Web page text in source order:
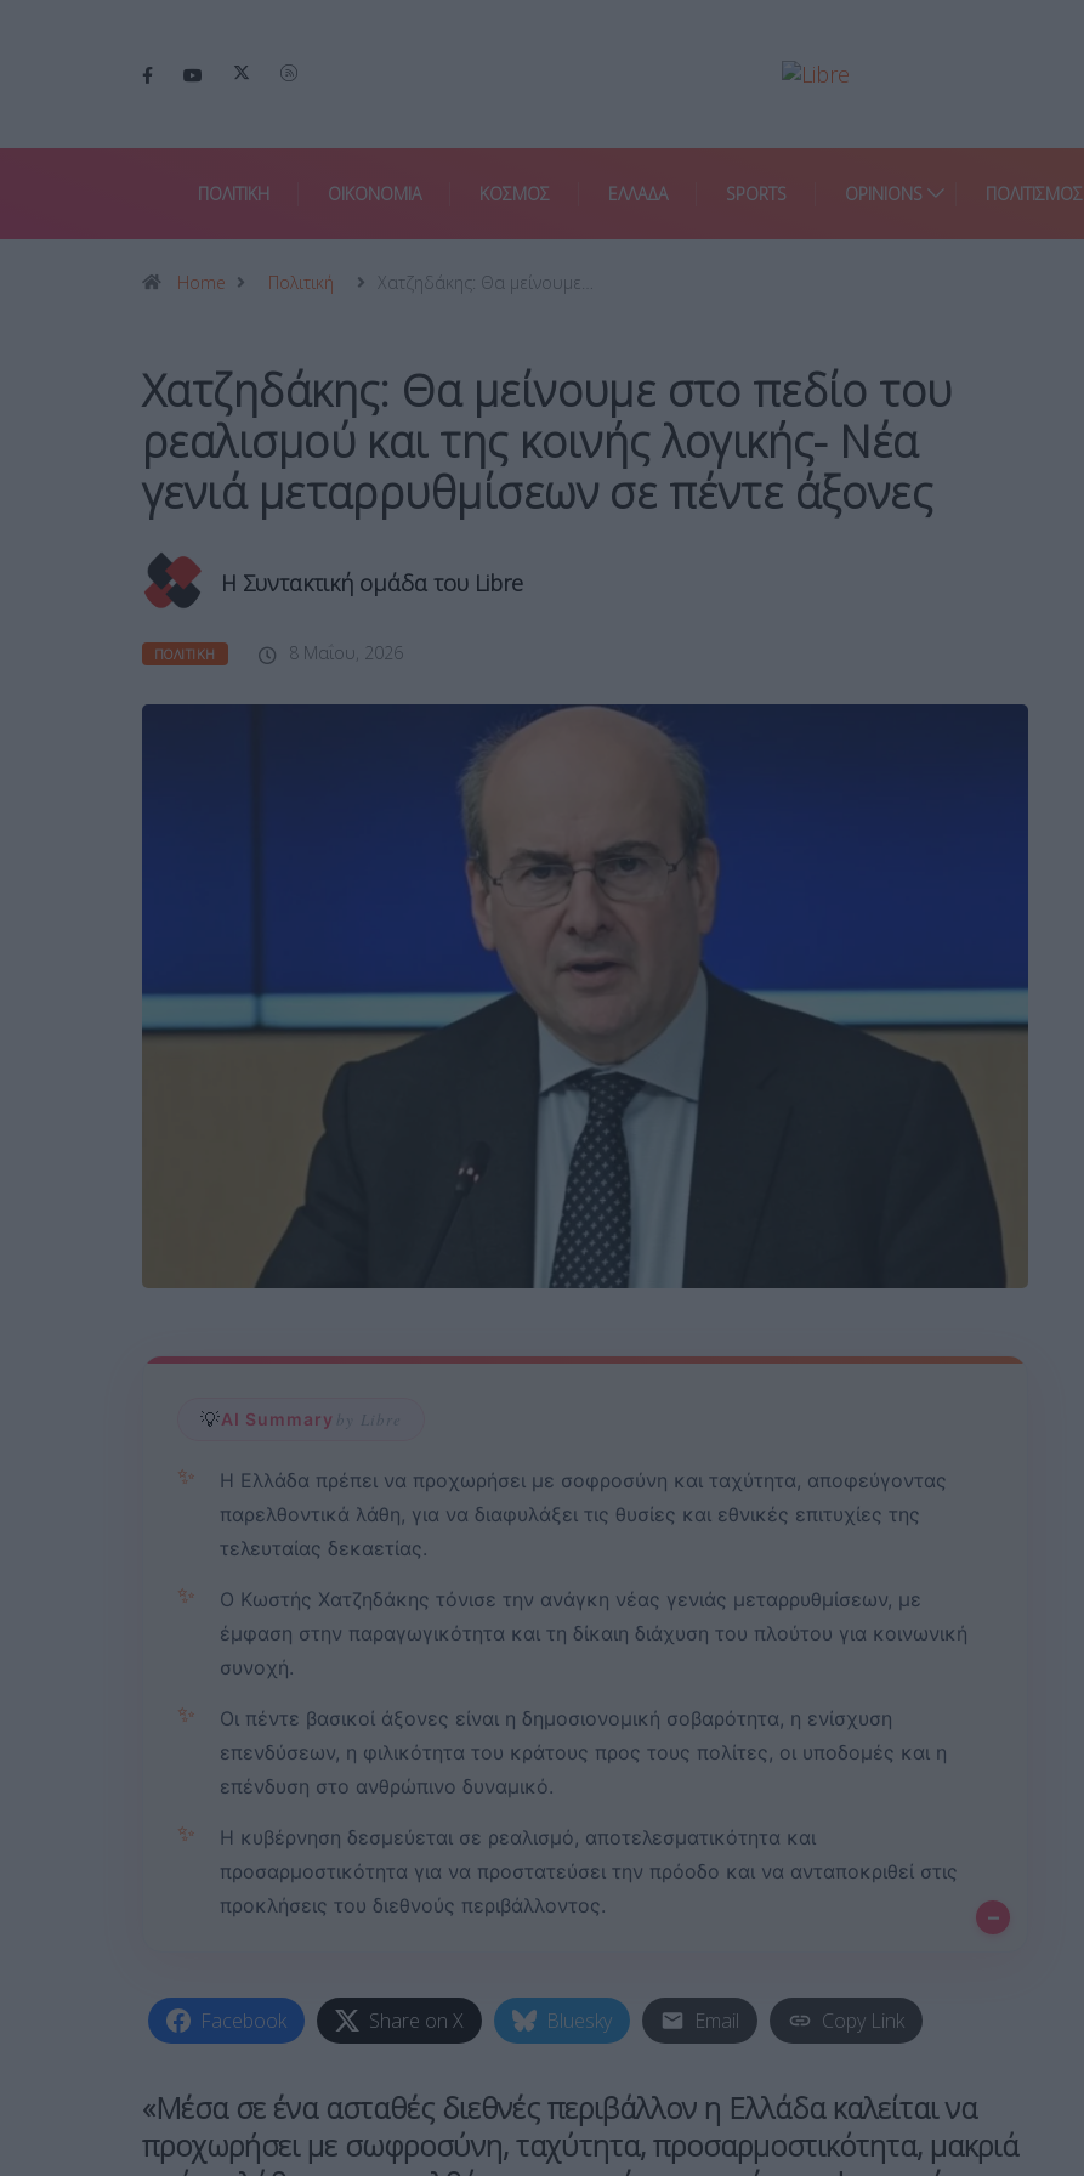
ΠΟΛΙΤΙΚΗ ΟΙΚΟΝΟΜΙΑ ΚΟΣΜΟΣ ΕΛΛΑΔΑ SPORTS OPINIONS ΠΟΛΙΤΙΣΜΟΣ
Home Πολιτική Χατζηδάκης: Θα μείνουμε…
Χατζηδάκης: Θα μείνουμε στο πεδίο του
ρεαλισμού και της κοινής λογικής- Νέα
γενιά μεταρρυθμίσεων σε πέντε άξονες
Η Συντακτική ομάδα του Libre
ΠΟΛΙΤΙΚΉ 8 Μαΐου, 2026
💡AI Summary by Libre
✨
Η Ελλάδα πρέπει να προχωρήσει με σοφροσύνη και ταχύτητα, αποφεύγοντας
παρελθοντικά λάθη, για να διαφυλάξει τις θυσίες και εθνικές επιτυχίες της
τελευταίας δεκαετίας.
✨
Ο Κωστής Χατζηδάκης τόνισε την ανάγκη νέας γενιάς μεταρρυθμίσεων, με
έμφαση στην παραγωγικότητα και τη δίκαιη διάχυση του πλούτου για κοινωνική
συνοχή.
✨
Οι πέντε βασικοί άξονες είναι η δημοσιονομική σοβαρότητα, η ενίσχυση
επενδύσεων, η φιλικότητα του κράτους προς τους πολίτες, οι υποδομές και η
επένδυση στο ανθρώπινο δυναμικό.
✨
Η κυβέρνηση δεσμεύεται σε ρεαλισμό, αποτελεσματικότητα και
προσαρμοστικότητα για να προστατεύσει την πρόοδο και να ανταποκριθεί στις
προκλήσεις του διεθνούς περιβάλλοντος.
–
Facebook Share on X Bluesky Email Copy Link
«Μέσα σε ένα ασταθές διεθνές περιβάλλον η Ελλάδα καλείται να
προχωρήσει με σωφροσύνη, ταχύτητα, προσαρμοστικότητα, μακριά